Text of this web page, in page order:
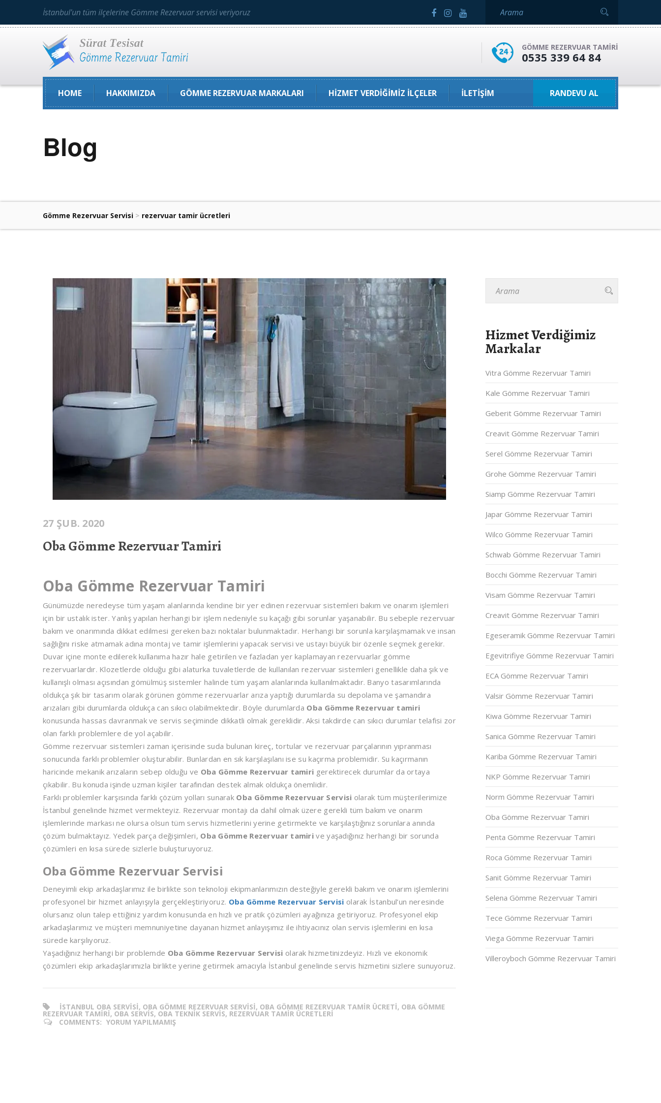
İstanbul'un tüm ilçelerine Gömme Rezervuar servisi veriyoruz
GÖMME REZERVUAR TAMIRI
0535 339 64 84
HOME HAKKIMIZDA GÖMME REZERVUAR MARKALARI HIZMET VERDIĞIMIZ İLÇELER İLETIŞIM RANDEVU AL
Blog
Gömme Rezervuar Servisi > rezervuar tamir ücretleri
27 ŞUB. 2020
Oba Gömme Rezervuar Tamiri
Oba Gömme Rezervuar Tamiri
Günümüzde neredeyse tüm yaşam alanlarında kendine bir yer edinen rezervuar sistemleri bakım ve onarım işlemleri
için bir ustalık ister. Yanlış yapılan herhangi bir işlem nedeniyle su kaçağı gibi sorunlar yaşanabilir. Bu sebeple rezervuar
bakım ve onarımında dikkat edilmesi gereken bazı noktalar bulunmaktadır. Herhangi bir sorunla karşılaşmamak ve insan
sağlığını riske atmamak adına montaj ve tamir işlemlerini yapacak servisi ve ustayı büyük bir özenle seçmek gerekir.
Duvar içine monte edilerek kullanıma hazır hale getirilen ve fazladan yer kaplamayan rezervuarlar gömme
rezervuarlardır. Klozetlerde olduğu gibi alaturka tuvaletlerde de kullanılan rezervuar sistemleri genellikle daha şık ve
kullanışlı olması açısından gömülmüş sistemler halinde tüm yaşam alanlarında kullanılmaktadır. Banyo tasarımlarında
oldukça şık bir tasarım olarak görünen gömme rezervuarlar arıza yaptığı durumlarda su depolama ve şamandıra
arızaları gibi durumlarda oldukça can sıkıcı olabilmektedir. Böyle durumlarda Oba Gömme Rezervuar tamiri
konusunda hassas davranmak ve servis seçiminde dikkatli olmak gereklidir. Aksi takdirde can sıkıcı durumlar telafisi zor
olan farklı problemlere de yol açabilir.
Gömme rezervuar sistemleri zaman içerisinde suda bulunan kireç, tortular ve rezervuar parçalarının yıpranması
sonucunda farklı problemler oluşturabilir. Bunlardan en sık karşılaşılanı ise su kaçırma problemidir. Su kaçırmanın
haricinde mekanik arızaların sebep olduğu ve Oba Gömme Rezervuar tamiri gerektirecek durumlar da ortaya
çıkabilir. Bu konuda işinde uzman kişiler tarafından destek almak oldukça önemlidir.
Farklı problemler karşısında farklı çözüm yolları sunarak Oba Gömme Rezervuar Servisi olarak tüm müşterilerimize
İstanbul genelinde hizmet vermekteyiz. Rezervuar montajı da dahil olmak üzere gerekli tüm bakım ve onarım
işlemlerinde markası ne olursa olsun tüm servis hizmetlerini yerine getirmekte ve karşılaştığınız sorunlara anında
çözüm bulmaktayız. Yedek parça değişimleri, Oba Gömme Rezervuar tamirive yaşadığınız herhangi bir sorunda
çözümleri en kısa sürede sizlerle buluşturuyoruz.
Oba Gömme Rezervuar Servisi
Deneyimli ekip arkadaşlarımız ile birlikte son teknoloji ekipmanlarımızın desteğiyle gerekli bakım ve onarım işlemlerini
profesyonel bir hizmet anlayışıyla gerçekleştiriyoruz. Oba Gömme Rezervuar Servisi olarak İstanbul’un neresinde
olursanız olun talep ettiğiniz yardım konusunda en hızlı ve pratik çözümleri ayağınıza getiriyoruz. Profesyonel ekip
arkadaşlarımız ve müşteri memnuniyetine dayanan hizmet anlayışımız ile ihtiyacınız olan servis işlemlerini en kısa
sürede karşılıyoruz.
Yaşadığınız herhangi bir problemde Oba Gömme Rezervuar Servisi olarak hizmetinizdeyiz. Hızlı ve ekonomik
çözümleri ekip arkadaşlarımızla birlikte yerine getirmek amacıyla İstanbul genelinde servis hizmetini sizlere sunuyoruz.
ISTANBUL OBA SERVISI, OBA GÖMME REZERVUAR SERVISI, OBA GÖMME REZERVUAR TAMIR ÜCRETI, OBA GÖMME
REZERVUAR TAMIRI, OBA SERVIS, OBA TEKNIK SERVIS, REZERVUAR TAMIR ÜCRETLERI
COMMENTS: YORUM YAPILMAMIŞ
Hizmet Verdiğimiz
Markalar
Vitra Gömme Rezervuar Tamiri
Kale Gömme Rezervuar Tamiri
Geberit Gömme Rezervuar Tamiri
Creavit Gömme Rezervuar Tamiri
Serel Gömme Rezervuar Tamiri
Grohe Gömme Rezervuar Tamiri
Siamp Gömme Rezervuar Tamiri
Japar Gömme Rezervuar Tamiri
Wilco Gömme Rezervuar Tamiri
Schwab Gömme Rezervuar Tamiri
Bocchi Gömme Rezervuar Tamiri
Visam Gömme Rezervuar Tamiri
Creavit Gömme Rezervuar Tamiri
Egeseramik Gömme Rezervuar Tamiri
Egevitrifiye Gömme Rezervuar Tamiri
ECA Gömme Rezervuar Tamiri
Valsir Gömme Rezervuar Tamiri
Kiwa Gömme Rezervuar Tamiri
Sanica Gömme Rezervuar Tamiri
Kariba Gömme Rezervuar Tamiri
NKP Gömme Rezervuar Tamiri
Norm Gömme Rezervuar Tamiri
Oba Gömme Rezervuar Tamiri
Penta Gömme Rezervuar Tamiri
Roca Gömme Rezervuar Tamiri
Sanit Gömme Rezervuar Tamiri
Selena Gömme Rezervuar Tamiri
Tece Gömme Rezervuar Tamiri
Viega Gömme Rezervuar Tamiri
Villeroyboch Gömme Rezervuar Tamiri